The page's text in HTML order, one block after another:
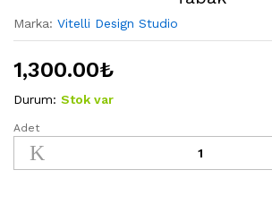
Marka: Vitelli Design Studio
1,300.00₺
Durum: Stok var
Vitelli
Design
Studio-
Adet